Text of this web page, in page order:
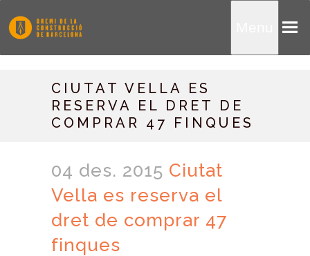
CIUTAT VELLA ES
RESERVA EL DRET DE
COMPRAR 47 FINQUES
04 des. 2015 Ciutat
Vella es reserva el
dret de comprar 47
finques